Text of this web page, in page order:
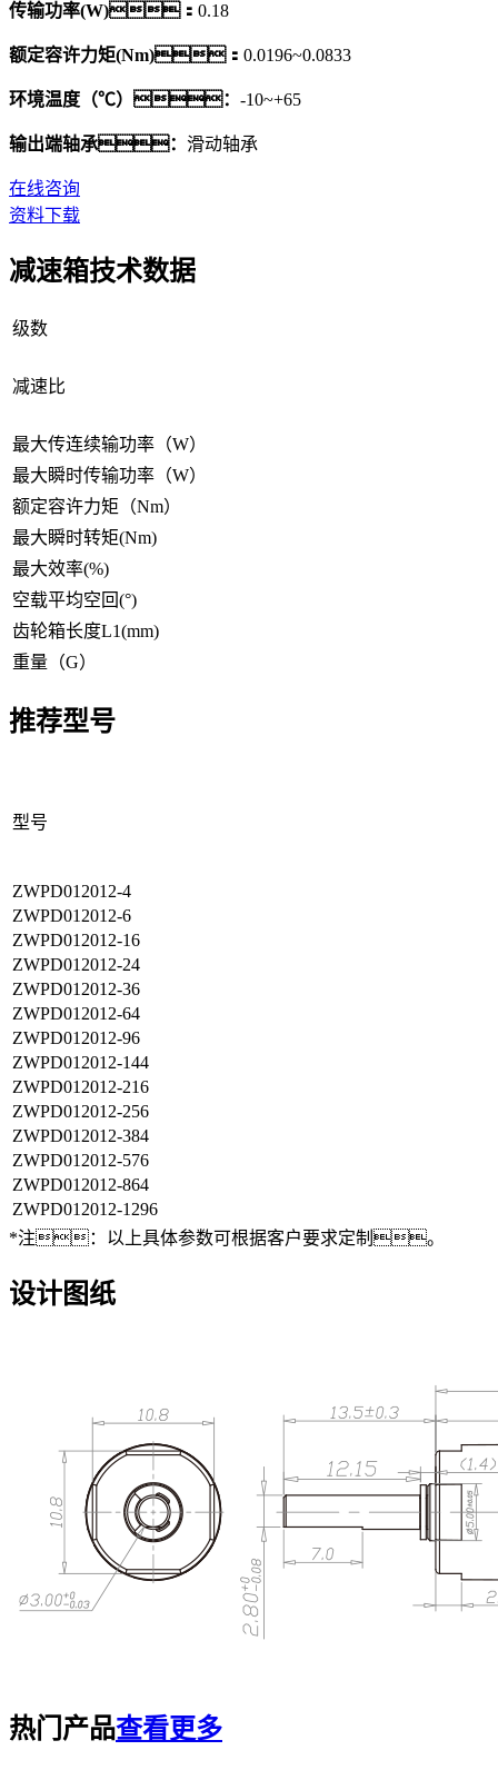
传输功率(W)： 0.18
额定容许力矩(Nm)： 0.0196~0.0833
环境温度（℃）： -10~+65
输出端轴承： 滑动轴承
在线咨询
资料下载
减速箱技术数据
级数
减速比
最大传连续输功率（W）
最大瞬时传输功率（W）
额定容许力矩（Nm）
最大瞬时转矩(Nm)
最大效率(%)
空载平均空回(°)
齿轮箱长度L1(mm)
重量（G）
推荐型号
型号
ZWPD012012-4
ZWPD012012-6
ZWPD012012-16
ZWPD012012-24
ZWPD012012-36
ZWPD012012-64
ZWPD012012-96
ZWPD012012-144
ZWPD012012-216
ZWPD012012-256
ZWPD012012-384
ZWPD012012-576
ZWPD012012-864
ZWPD012012-1296
*注：以上具体参数可根据客户要求定制。
设计图纸
热门产品查看更多